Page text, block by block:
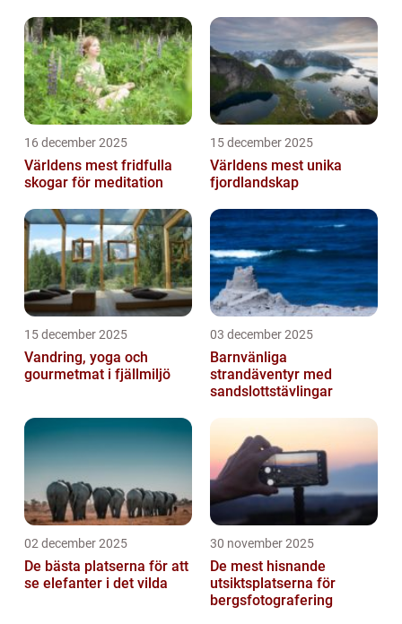
16 december 2025
Världens mest fridfulla
skogar för meditation
15 december 2025
Världens mest unika
fjordlandskap
15 december 2025
Vandring, yoga och
gourmetmat i fjällmiljö
03 december 2025
Barnvänliga
strandäventyr med
sandslottstävlingar
02 december 2025
De bästa platserna för att
se elefanter i det vilda
30 november 2025
De mest hisnande
utsiktsplatserna för
bergsfotografering